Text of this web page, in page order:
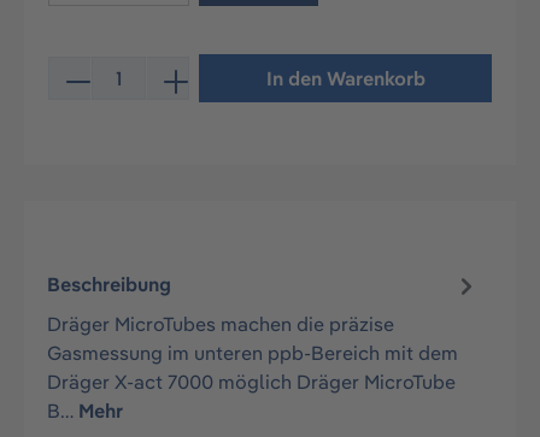
Produkt Anzahl: Gib den gewünschten Wert ein oder
In den Warenkorb
Beschreibung
Dräger MicroTubes machen die präzise
Gasmessung im unteren ppb-Bereich mit dem
Dräger X-act 7000 möglich Dräger MicroTube
B… Mehr